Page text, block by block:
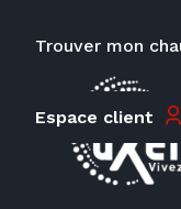
Trouver mon
Espace client